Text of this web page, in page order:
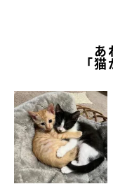
ベッドが逆だ…（笑）
あ
「